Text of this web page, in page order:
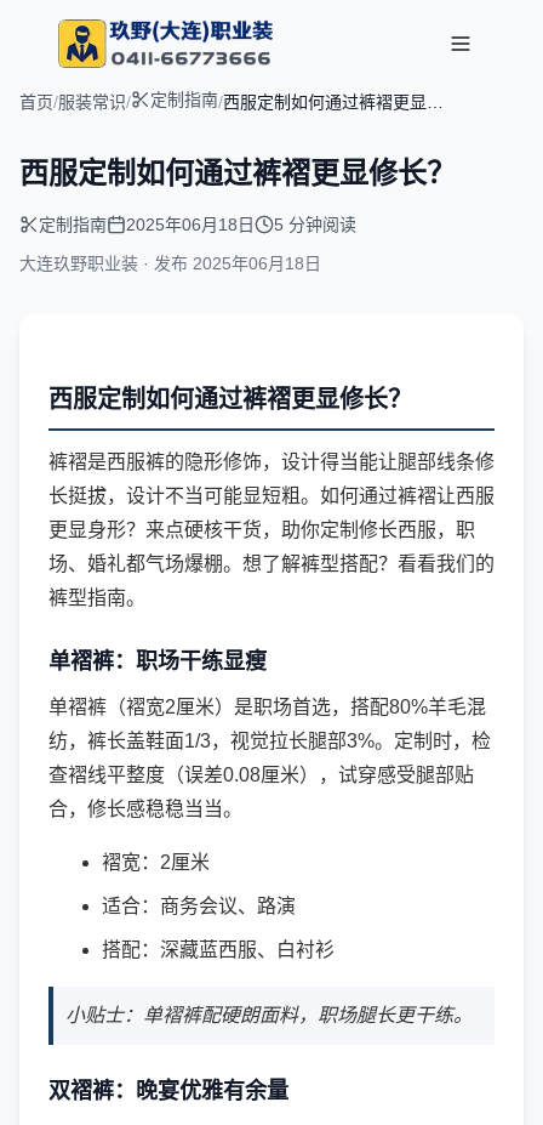
首页/服装常识/ 定制指南/西服定制如何通过裤褶更显修
西服定制如何通过裤褶更显修长？
定制指南 2025年06月18日
5 分钟阅读
大连玖野职业装 · 发布 2025年06月18日
西服定制如何通过裤褶更显修长？
裤褶是西服裤的隐形修饰，设计得当能让腿部线条修
长挺拔，设计不当可能显短粗。如何通过裤褶让西服
更显身形？来点硬核干货，助你定制修长西服，职
场、婚礼都气场爆棚。想了解裤型搭配？看看我们的
裤型指南。
单褶裤：职场干练显瘦
单褶裤（褶宽2厘米）是职场首选，搭配80%羊毛混
纺，裤长盖鞋面1/3，视觉拉长腿部3%。定制时，检
查褶线平整度（误差0.08厘米），试穿感受腿部贴
合，修长感稳稳当当。
褶宽：2厘米
适合：商务会议、路演
搭配：深藏蓝西服、白衬衫
小贴士：单褶裤配硬朗面料，职场腿长更干练。
双褶裤：晚宴优雅有余量